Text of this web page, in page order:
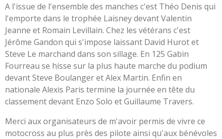
A l'issue de l'ensemble des manches c'est Théo Denis qui
l'emporte dans le trophée Laisney devant Valentin
Jeanne et Romain Levillain. Chez les vétérans c'est
Jérôme Gandon qui s'impose laissant David Hurot et
Steve Le marchand dans son sillage. En 125 Gabin
Fourreau se hisse sur la plus haute marche du podium
devant Steve Boulanger et Alex Martin. Enfin en
nationale Alexis Paris termine la journée en tête du
classement devant Enzo Solo et Guillaume Travers.
Merci aux organisateurs de m'avoir permis de vivre ce
motocross au plus près des pilote ainsi qu'aux bénévoles